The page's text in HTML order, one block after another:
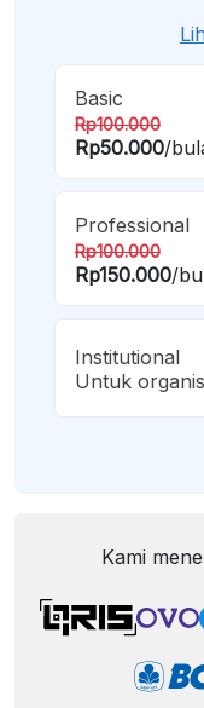
Basic
Rp100.000
Rp50.000/
Professional
Rp100.000
Rp150.000/
Institutional
Untuk
Kami